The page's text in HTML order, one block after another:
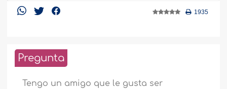
1935
Pregunta
Tengo un amigo que le gusta ser